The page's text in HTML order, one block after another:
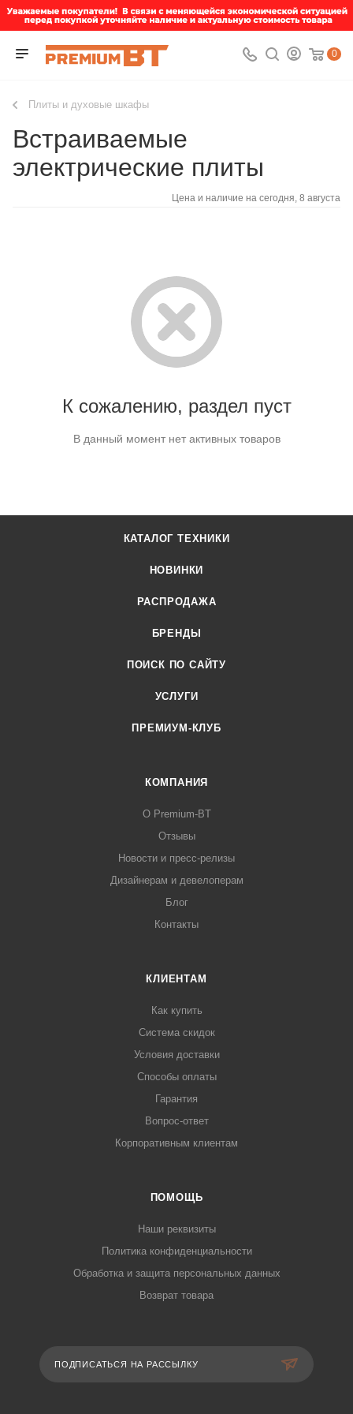
0
Плиты и духовые шкафы
Встраиваемые
электрические плиты
Цена и наличие на сегодня, 8 августа
К сожалению, раздел пуст
В данный момент нет активных товаров
КАТАЛОГ ТЕХНИКИ
НОВИНКИ
РАСПРОДАЖА
БРЕНДЫ
ПОИСК ПО САЙТУ
УСЛУГИ
ПРЕМИУМ-КЛУБ
КОМПАНИЯ
О Premium-BT
Отзывы
Новости и пресс-релизы
Дизайнерам и девелоперам
Блог
Контакты
КЛИЕНТАМ
Как купить
Система скидок
Условия доставки
Способы оплаты
Гарантия
Вопрос-ответ
Корпоративным клиентам
ПОМОЩЬ
Наши реквизиты
Политика конфиденциальности
Обработка и защита персональных данных
Возврат товара
ПОДПИСАТЬСЯ НА РАССЫЛКУ